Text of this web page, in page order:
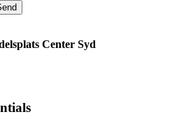
Center Syd